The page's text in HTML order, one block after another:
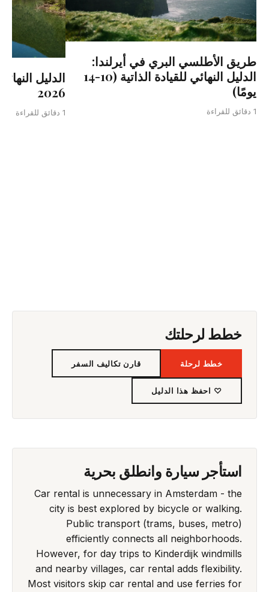
طريق الأطلسي البري في أيرلندا:
الدليل النهائي للقيادة الذاتية (10-14
يومًا)
1 دقائق للقراءة
الدليل
2026
1 دقائق للقراءة
خطط لرحلتك
خطط لرحلة قارن تكاليف السفر
♡ احفظ هذا الدليل
استأجر سيارة وانطلق بحرية
Car rental is unnecessary in Amsterdam - the
city is best explored by bicycle or walking.
Public transport (trams, buses, metro)
efficiently connects all neighborhoods.
However, for day trips to Kinderdijk windmills
and nearby villages, car rental adds flexibility.
Most visitors skip car rental and use ferries for